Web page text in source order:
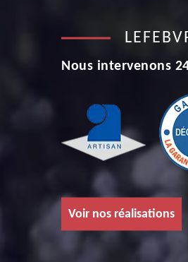
Nous intervenons
Voir nos réalisations